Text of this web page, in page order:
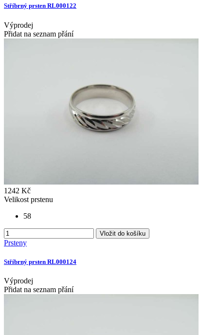
Stříbrný prsten RL000122
Výprodej
Přidat na seznam přání
1242 Kč
Velikost prstenu
58
Vložit do košíku
Prsteny
Stříbrný prsten RL000124
Výprodej
Přidat na seznam přání